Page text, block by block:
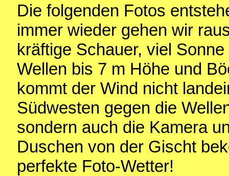
Die folgenden Fotos
immer wieder gehen wir
kräftige Schauer, viel
Wellen bis 7 m Höhe und
kommt der Wind nicht
Südwesten gegen die
sondern auch die Kamera
Duschen von der Gischt
perfekte Foto-Wetter!